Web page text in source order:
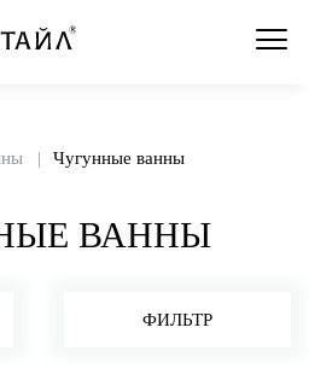
Чугунные ванны
ВАННЫ
ФИЛЬТР